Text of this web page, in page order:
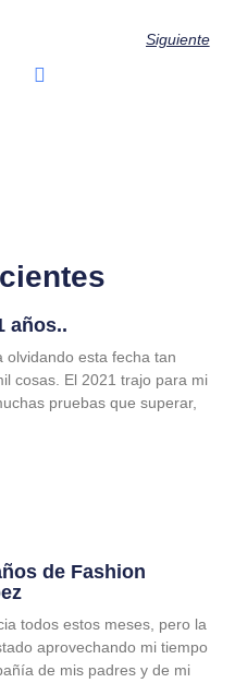
Siguiente
años..
olvidando esta fecha tan
cosas. El 2021 trajo para mi
pruebas que superar,
de Fashion
todos estos meses, pero la
aprovechando mi tiempo
de mis padres y de mi